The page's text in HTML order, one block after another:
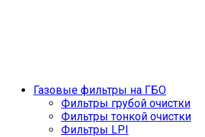
Газовые фильтры на ГБО
Фильтры грубой очистки
Фильтры тонкой очистки
Фильтры LPI